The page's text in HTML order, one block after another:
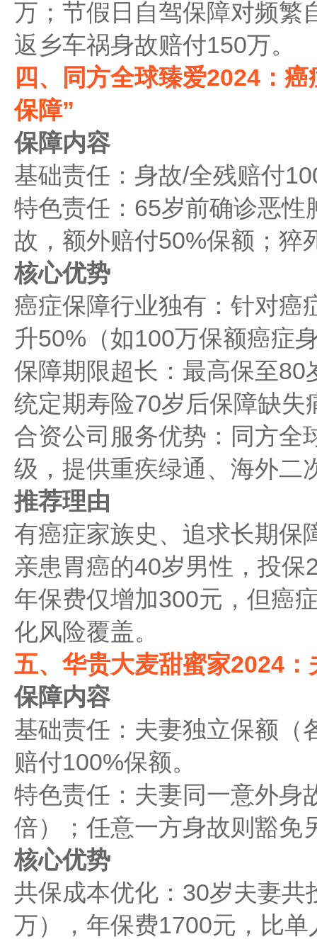
万；节假日自驾保障对频
返乡车祸身故赔付150万。
四、同方全球臻爱2024：
保障”
保障内容
基础责任：身故/全残赔付
特色责任：65岁前确诊恶性
故，额外赔付50%保额；猝
核心优势
癌症保障行业独有：针对癌
升50%（如100万保额癌症
保障期限超长：最高保至
统定期寿险70岁后保障缺失
合资公司服务优势：同方全
级，提供重疾绿通、海外二
推荐理由
有癌症家族史、追求长期保
亲患胃癌的40岁男性，投
年保费仅增加300元，但癌
化风险覆盖。
五、华贵大麦甜蜜家2024
保障内容
基础责任：夫妻独立保额（
赔付100%保额。
特色责任：夫妻同一意外身
倍）；任意一方身故则豁免
核心优势
共保成本优化：30岁夫妻共
万），年保费1700元，比